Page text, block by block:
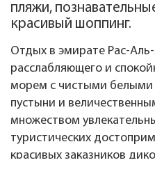
пляжи,
красивый шоппинг.
Отдых в эмирате Рас-
расслабляющего и
морем с чистыми
пустыни и
множеством
туристических
красивых заказников